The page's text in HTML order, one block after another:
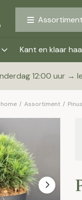
Assortiment
Kant en klaar
12:00 uur →
home / Assortiment / Pinus